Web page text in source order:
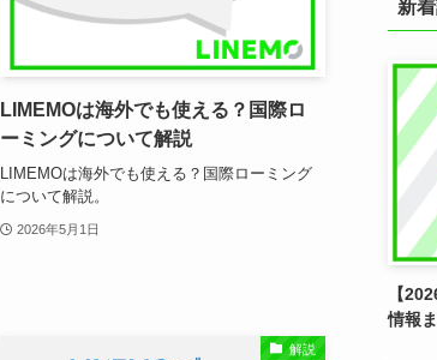
LIMEMOは海外でも使える？国際ロ
ーミングについて解説
LIMEMOは海外でも使える？国際ローミング
について解説。
2026年5月1日
解説
新
【
情報